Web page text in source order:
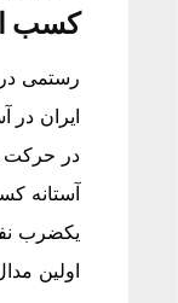
کسب
رستمی
ایران
در حرکت
آستانه
یکضرب
اولین